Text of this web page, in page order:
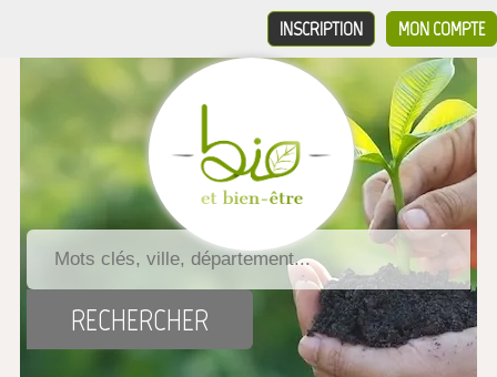
MON COMPTE
INSCRIPTION